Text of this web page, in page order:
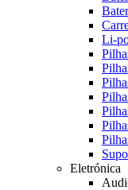
Li-
Eletrónica